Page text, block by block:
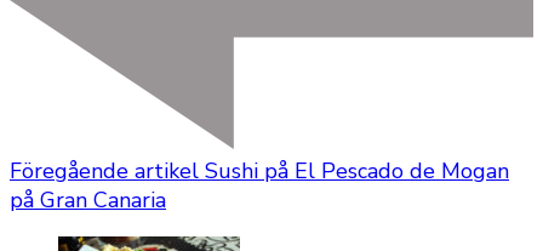
Föregående artikel Sushi på El Pescado de Mogan
på Gran Canaria